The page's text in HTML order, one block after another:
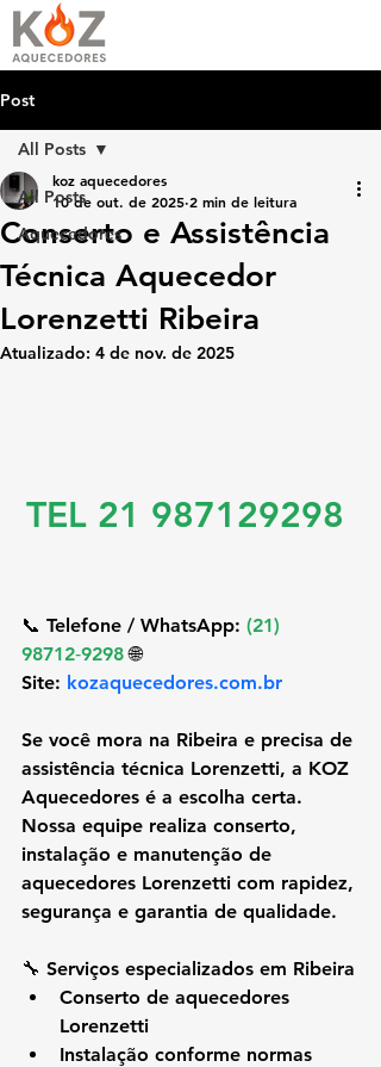
Post
All Posts
Aquecedores
All Posts
Conserto e Assistência
Técnica Aquecedor
Lorenzetti Ribeira
koz aquecedores
10 de out. de 2025 2 min de leitura
Atualizado: 4 de nov. de 2025
TEL 21 987129298
📞 Telefone / WhatsApp: (21)
98712‑9298 🌐
Site: kozaquecedores.com.br
Se você mora na Ribeira e precisa de
assistência técnica Lorenzetti, a KOZ
Aquecedores é a escolha certa.
Nossa equipe realiza conserto,
instalação e manutenção de
aquecedores Lorenzetti com rapidez,
segurança e garantia de qualidade.
🔧 Serviços especializados em Ribeira
Conserto de aquecedores
Lorenzetti
Instalação conforme normas